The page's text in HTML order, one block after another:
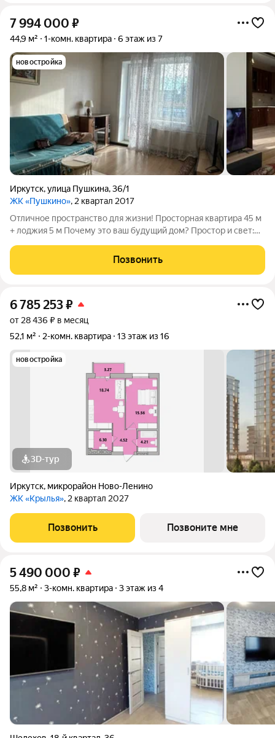
7 994 000 ₽
44,9 м² 1-комн. квартира 6 этаж из 7
новостройка
Иркутск,улица Пушкина,36/1
ЖК «Пушкино», 2 квартал 2017
Отличное пространство для жизни! Просторная квартира 45 м
+ лоджия 5 м Почему это ваш будущий дом? Простор и свет:
инвестицию? Это
Позвонить
6 785 253₽
от 28 436 ₽ в месяц
52,1 м²
2-комн. квартира 13 этаж из 16
новостройка
3D-тур
Иркутск, микрорайон Ново-Ленино
ЖК «Крылья», 2 квартал 2027
Позвонить Позвоните мне
5 490 000 ₽
55,8 м² 3-комн. квартира 3 этаж из 4